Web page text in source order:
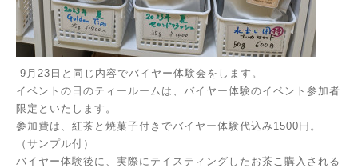
9月23日と同じ内容でバイヤー体験会をします。
イベントの日のティールームは、バイヤー体験のイベント参加者
限定といたします。
参加費は、紅茶と焼菓子付きでバイヤー体験代込み1500円。
（サンプル付）
バイヤー体験後に、実際にテイスティングしたお茶こ購入される